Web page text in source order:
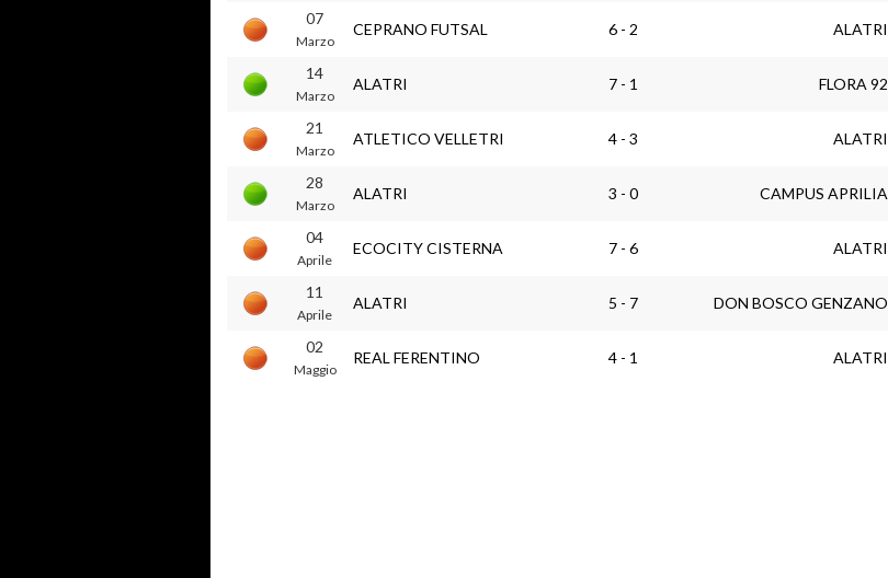
07
Marzo
CEPRANO FUTSAL 6 - 2 ALATRI
14
Marzo
ALATRI 7 - 1 FLORA 92
21
Marzo
ATLETICO VELLETRI 4 - 3 ALATRI
28
Marzo
ALATRI 3 - 0 CAMPUS APRILIA
04
Aprile
ECOCITY CISTERNA 7 - 6 ALATRI
11
Aprile
ALATRI 5 - 7 DON BOSCO GENZANO
02
Maggio
REAL FERENTINO 4 - 1 ALATRI